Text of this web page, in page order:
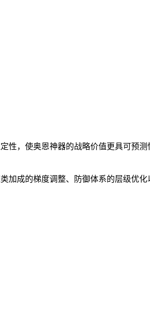
性，使奥恩神器的战略价值更具可预测
加成的梯度调整、防御体系的层级优